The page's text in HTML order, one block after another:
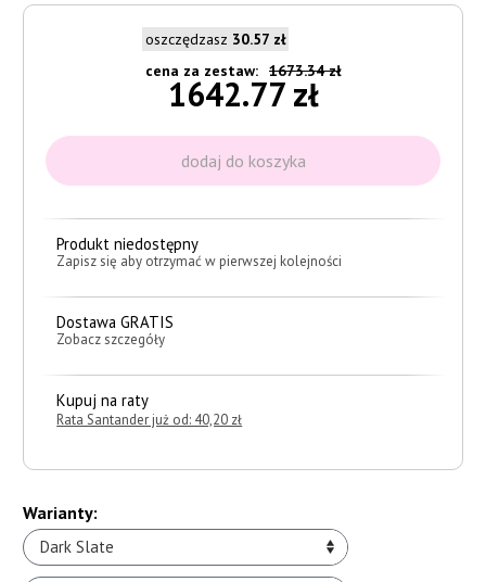
Warianty:
Dark Slate
oszczędzasz 30.57 zł
1673.34 zł
cena za zestaw:
1642.77 zł
Produkt niedostępny
Zapisz się aby otrzymać w pierwszej kolejności
Dostawa GRATIS
Zobacz szczegóły
Kupuj na raty
Rata Santander już od: 40,20 zł